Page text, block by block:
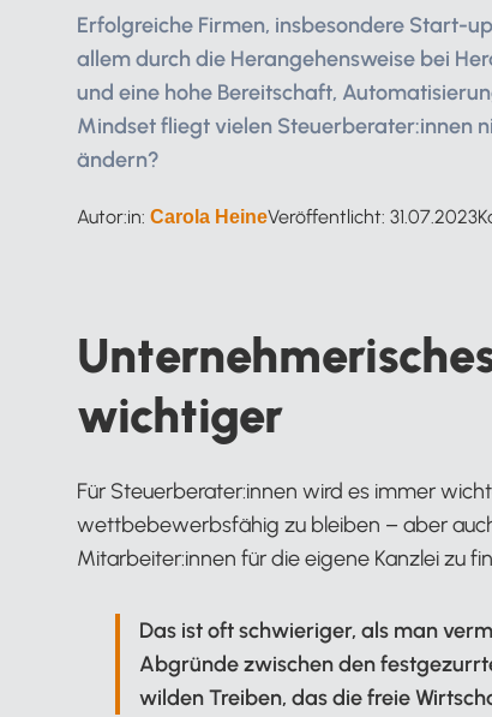
Erfolgreiche Firmen, insbesondere Start-
allem durch die Herangehensweise bei
und eine hohe Bereitschaft,
Mindset fliegt vielen Steuerberater:innen
ändern?
Autor:in: Carola HeineVeröffentlicht: 31.07.2023
wichtiger
Für Steuerberater:innen wird es immer
wettbebewerbsfähig zu bleiben – aber
Mitarbeiter:innen für die eigene Kanzlei zu
Das ist oft schwieriger, als man
Abgründe zwischen den
wilden Treiben, das die freie